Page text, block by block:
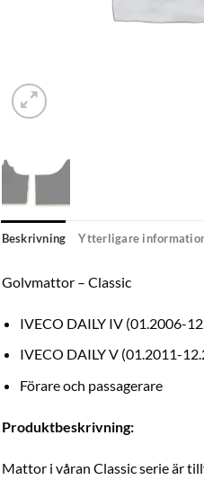
Beskrivning Ytterligare
Golvmattor – Classic
IVECO DAILY IV (01.2006-
IVECO DAILY V (01.2011-
Förare och passagerare
Produktbeskrivning:
Mattor i våran Classic serie är